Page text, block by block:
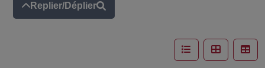
Replier/Déplier